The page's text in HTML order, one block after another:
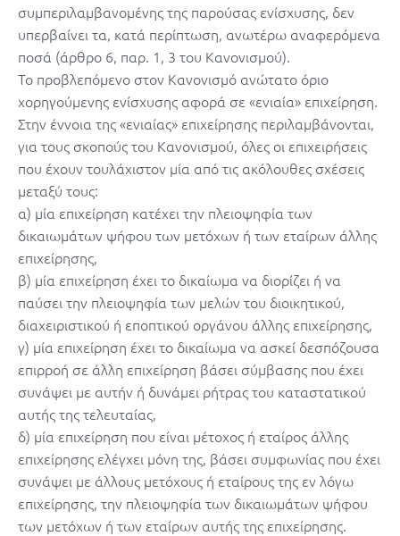
συμπεριλαμβανομένης της παρούσας ενίσχυσης, δεν
υπερβαίνει τα, κατά περίπτωση, ανωτέρω αναφερόμενα
ποσά (άρθρο 6, παρ. 1, 3 του Κανονισμού).
Το προβλεπόμενο στον Κανονισμό ανώτατο όριο
χορηγούμενης ενίσχυσης αφορά σε «ενιαία» επιχείρηση.
Στην έννοια της «ενιαίας» επιχείρησης περιλαμβάνονται,
για τους σκοπούς του Κανονισμού, όλες οι επιχειρήσεις
που έχουν τουλάχιστον μία από τις ακόλουθες σχέσεις
μεταξύ τους:
α) μία επιχείρηση κατέχει την πλειοψηφία των
δικαιωμάτων ψήφου των μετόχων ή των εταίρων άλλης
επιχείρησης,
β) μία επιχείρηση έχει το δικαίωμα να διορίζει ή να
παύσει την πλειοψηφία των μελών του διοικητικού,
διαχειριστικού ή εποπτικού οργάνου άλλης επιχείρησης,
γ) μία επιχείρηση έχει το δικαίωμα να ασκεί δεσπόζουσα
επιρροή σε άλλη επιχείρηση βάσει σύμβασης που έχει
συνάψει με αυτήν ή δυνάμει ρήτρας του καταστατικού
αυτής της τελευταίας,
δ) μία επιχείρηση που είναι μέτοχος ή εταίρος άλλης
επιχείρησης ελέγχει μόνη της, βάσει συμφωνίας που έχει
συνάψει με άλλους μετόχους ή εταίρους της εν λόγω
επιχείρησης, την πλειοψηφία των δικαιωμάτων ψήφου
των μετόχων ή των εταίρων αυτής της επιχείρησης.